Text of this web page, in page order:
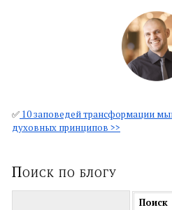
✅ 10 заповедей трансформации
духовных принципов >>
Поиск по блогу